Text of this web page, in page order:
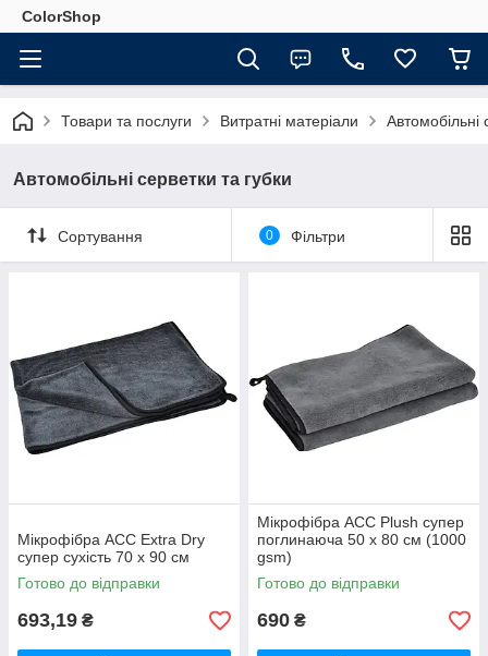
ColorShop
Товари та послуги Витратні матеріали Автомобільні
Автомобільні серветки та губки
Сортування 0 Фільтри
Мікрофібра ACC Extra Dry
супер сухість 70 х 90 см
Готово до відправки
693,19 ₴
Мікрофібра ACC Plush супер
поглинаюча 50 х 80 см (1000
gsm)
Готово до відправки
690 ₴